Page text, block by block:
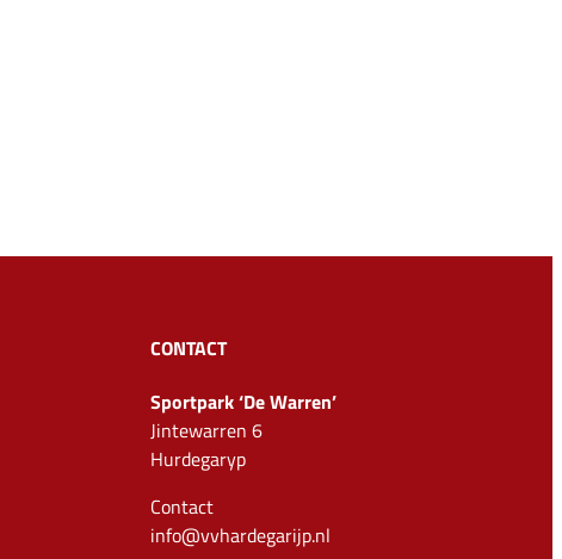
CONTACT
Sportpark ‘De Warren’
Jintewarren 6
Hurdegaryp
Contact
info@vvhardegarijp.nl